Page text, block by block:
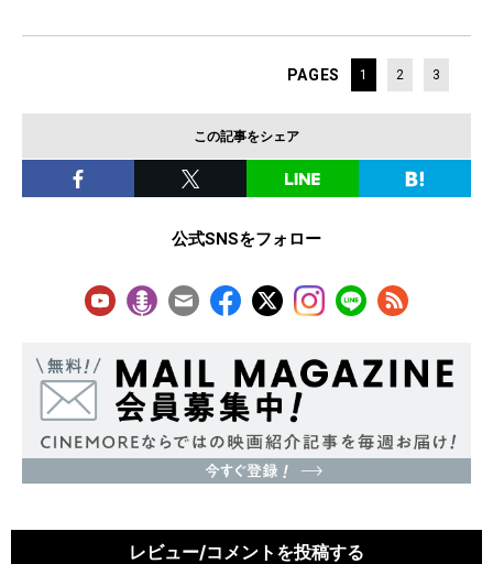
PAGES 1 2 3
この記事をシェア
公式SNSをフォロー
レビュー/コメントを投稿する